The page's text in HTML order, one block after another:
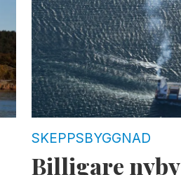
SKEPPSBYGGNAD
Billigare